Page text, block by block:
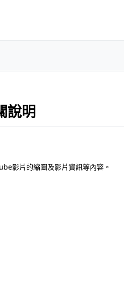
說明
影片的縮圖及影片資訊等內容。